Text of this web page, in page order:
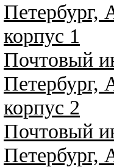
Петербург,
корпус 1
Почтовый
Петербург,
корпус 2
Почтовый
Петербург,